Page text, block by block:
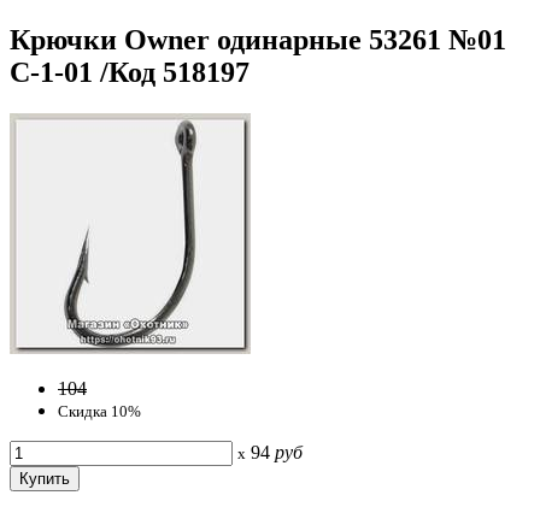
Крючки Owner одинарные 53261 №01
C-1-01 /Код 518197
104
Скидка 10%
x 94 руб